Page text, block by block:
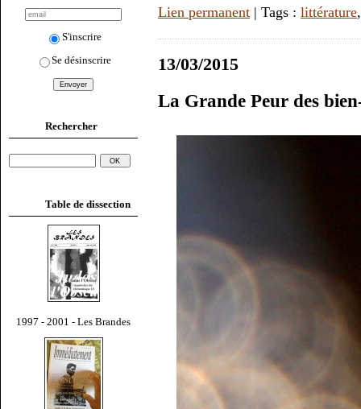
S'inscrire
Se désinscrire
Rechercher
Table de dissection
1997 - 2001 - Les Brandes
Lien permanent | Tags : littérature
13/03/2015
La Grande Peur des